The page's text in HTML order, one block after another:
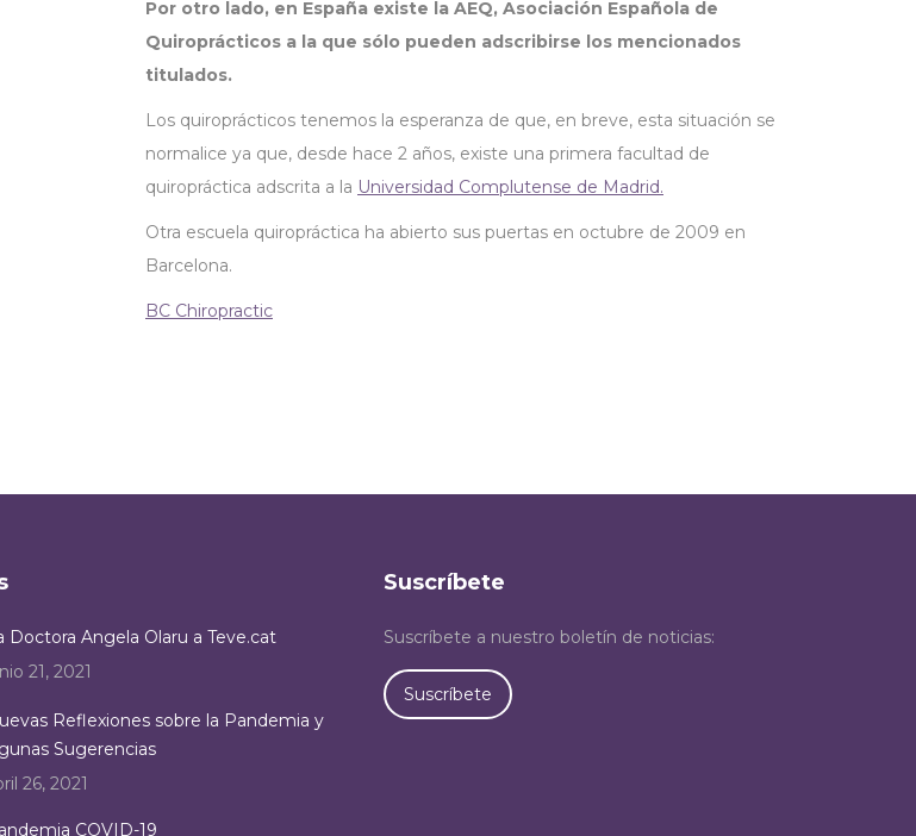
Por otro lado, en España existe la AEQ, Asociación Española de
Quiroprácticos a la que sólo pueden adscribirse los mencionados
titulados.
Los quiroprácticos tenemos la esperanza de que, en breve, esta situación se
normalice ya que, desde hace 2 años, existe una primera facultad de
quiropráctica adscrita a la Universidad Complutense de Madrid.
Otra escuela quiropráctica ha abierto sus puertas en octubre de 2009 en
Barcelona.
BC Chiropractic
Doctora Angela Olaru a Teve.cat
21, 2021
Reflexiones sobre la Pandemia y
Sugerencias
26, 2021
COVID-19
Suscríbete
Suscríbete a nuestro boletín de noticias:
Suscríbete